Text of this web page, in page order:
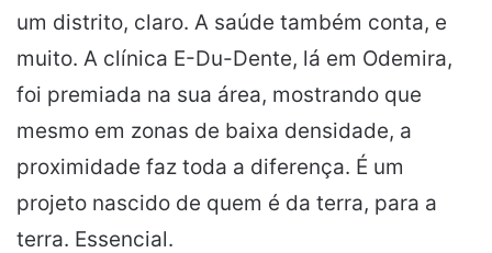
um distrito, claro. A saúde também conta, e
muito. A clínica E-Du-Dente, lá em Odemira,
foi premiada na sua área, mostrando que
mesmo em zonas de baixa densidade, a
proximidade faz toda a diferença. É um
projeto nascido de quem é da terra, para a
terra. Essencial.